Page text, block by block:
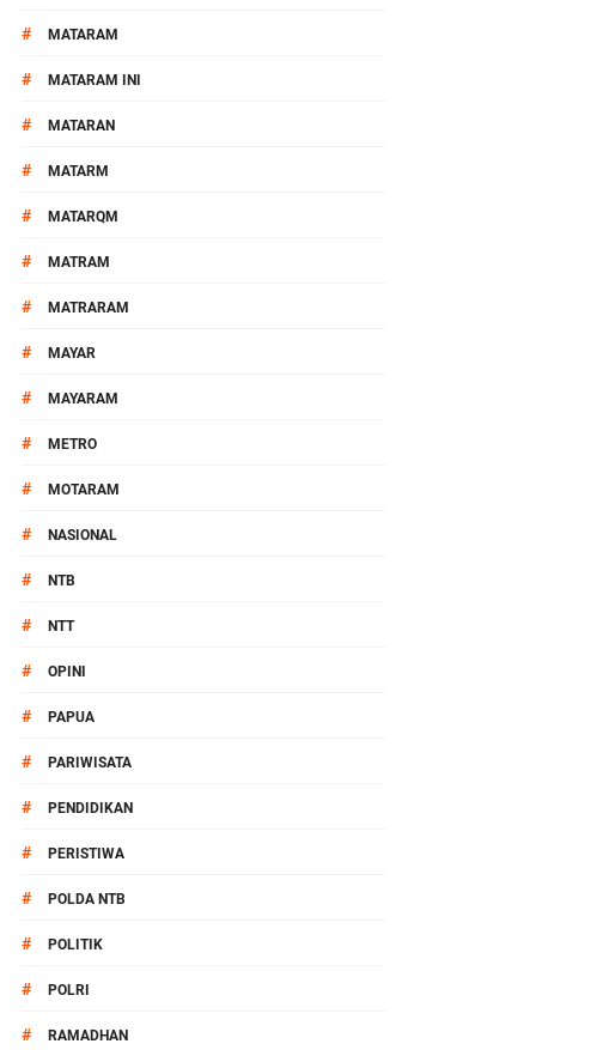
# MATARAM
# MATARAM INI
# MATARAN
# MATARM
# MATARQM
# MATRAM
# MATRARAM
# MAYAR
# MAYARAM
# METRO
# MOTARAM
# NASIONAL
# NTB
# NTT
# OPINI
# PAPUA
# PARIWISATA
# PENDIDIKAN
# PERISTIWA
# POLDA NTB
# POLITIK
# POLRI
# RAMADHAN